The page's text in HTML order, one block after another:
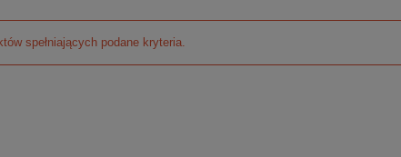
spełniających podane kryteria.